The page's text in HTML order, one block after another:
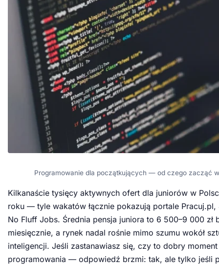
Programowanie dla początkujących — od czego zacząć
Kilkanaście tysięcy aktywnych ofert dla juniorów w
roku — tyle wakatów łącznie pokazują portale Pracuj.pl,
No Fluff Jobs. Średnia pensja juniora to 6 500–9 000 zł
miesięcznie, a rynek nadal rośnie mimo szumu wokół
inteligencji. Jeśli zastanawiasz się, czy to dobry moment
programowania — odpowiedź brzmi: tak, ale tylko jeśli